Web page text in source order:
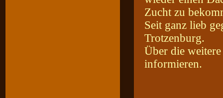
Zucht zu
Seit ganz lieb
Trotzenburg.
Über die
informieren.